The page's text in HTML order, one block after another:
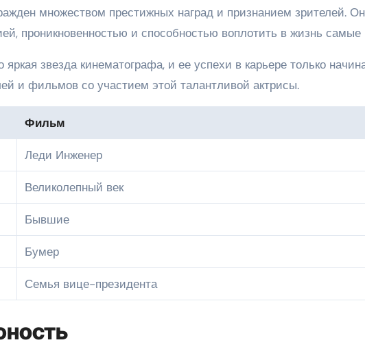
множеством престижных наград и признанием зрителей.
проникновенностью и способностью воплотить в жизнь
яркая звезда кинематографа, и ее успехи в карьере только
и фильмов со участием этой талантливой актрисы.
Фильм
Леди Инженер
Великолепный век
Бывшие
Бумер
Семья вице-президента